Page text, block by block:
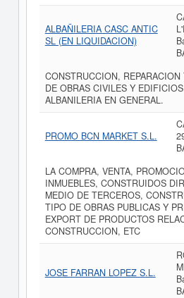
ALBAÑILERIA CASC ANTIC
SL (EN LIQUIDACION)
CONSTRUCCION, REPARACION
DE OBRAS CIVILES Y
ALBANILERIA EN GENERAL.
PROMO BCN MARKET S.L.
LA COMPRA, VENTA,
INMUEBLES, CONSTRUIDOS
MEDIO DE TERCEROS,
TIPO DE OBRAS PUBLICAS Y
EXPORT DE PRODUCTOS
CONSTRUCCION, ETC
JOSE FARRAN LOPEZ S.L.